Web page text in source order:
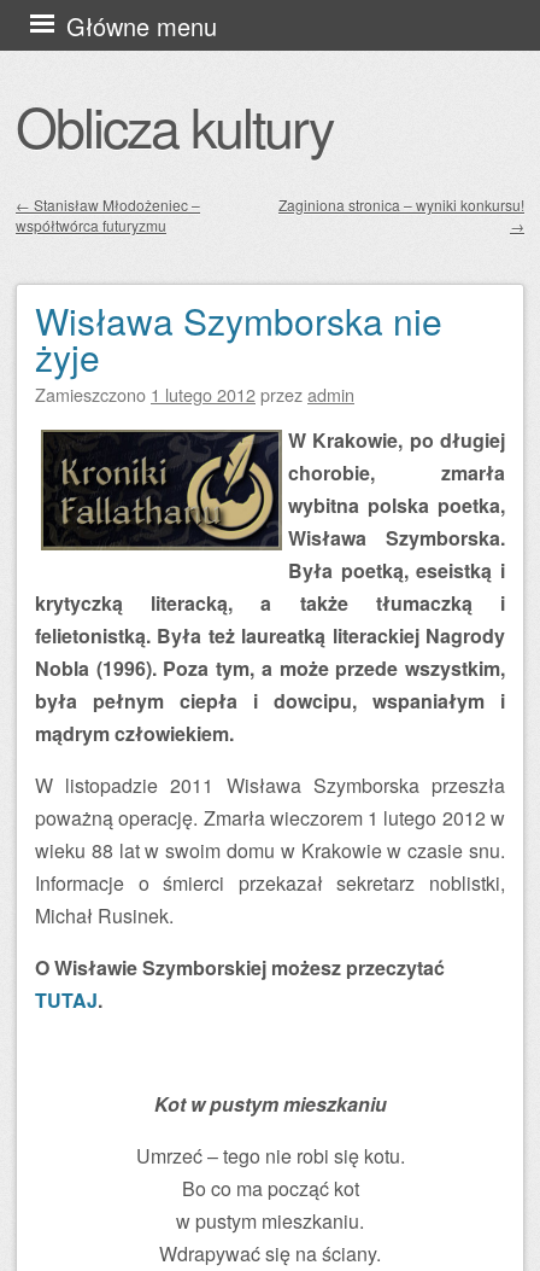
Oblicza kultury
Główne menu
Przejdź
do
Zobacz wpisy
← Stanisław Młodożeniec –
współtwórca futuryzmu
Zaginiona stronica – wyniki konkursu!
→
Wisława Szymborska nie
żyje
Zamieszczono 1 lutego 2012przezadmin
W Krakowie, po długiej
chorobie, zmarła
wybitna polska poetka,
Wisława Szymborska.
Była poetką, eseistką i
krytyczką literacką, a także tłumaczką i
felietonistką. Była też laureatką literackiej Nagrody
Nobla (1996). Poza tym, a może przede wszystkim,
była pełnym ciepła i dowcipu, wspaniałym i
mądrym człowiekiem.
W listopadzie 2011 Wisława Szymborska przeszła
poważną operację. Zmarła wieczorem 1 lutego 2012 w
wieku 88 lat w swoim domu w Krakowie w czasie snu.
Informacje o śmierci przekazał sekretarz noblistki,
Michał Rusinek.
O Wisławie Szymborskiej możesz przeczytać
TUTAJ.
Kot w pustym mieszkaniu
Umrzeć – tego nie robi się kotu.
Bo co ma począć kot
w pustym mieszkaniu.
Wdrapywać się na ściany.